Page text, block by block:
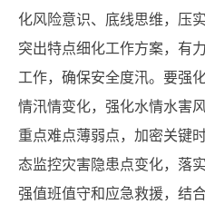
化风险意识、底线思维，压
突出特点细化工作方案，有
工作，确保安全度汛。要强
情汛情变化，强化水情水害
重点难点薄弱点，加密关键
态监控灾害隐患点变化，落
强值班值守和应急救援，结